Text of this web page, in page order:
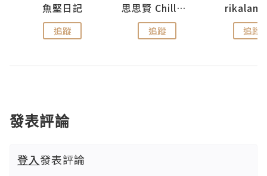
魚堅日記
追蹤
思思賢 ChillMyBabe
追蹤 追蹤
發表評論
登入發表評論